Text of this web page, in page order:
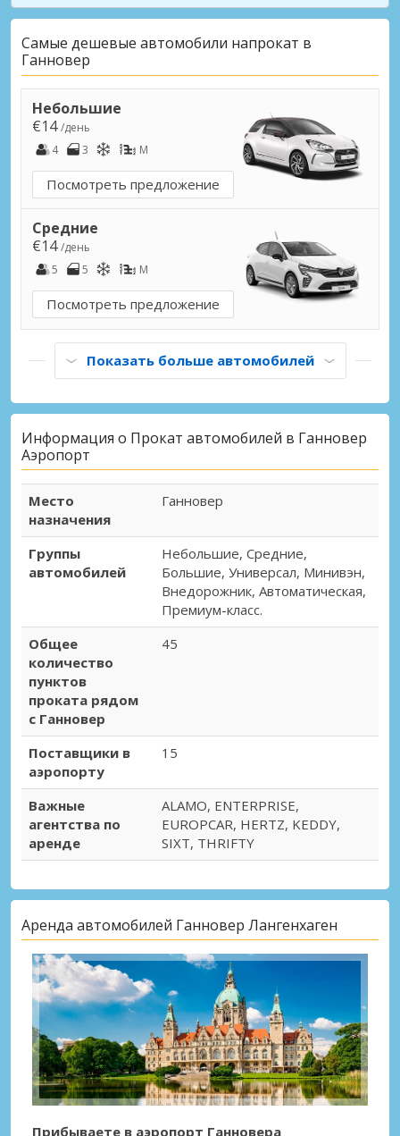
Самые дешевые автомобили напрокат в
Ганновер
Небольшие
€14/день
4
3 M
Посмотреть предложение
Средние
€14/день
5
5 M
Посмотреть предложение
Показать больше автомобилей
Информация о Прокат автомобилей в Ганновер
Аэропорт
Место
назначения
Ганновер
Группы
автомобилей
Небольшие, Средние,
Большие, Универсал, Минивэн,
Внедорожник, Автоматическая,
Премиум-класс.
Общее
количество
пунктов
проката рядом
с Ганновер
45
Поставщики в
аэропорту
15
Важные
агентства по
аренде
ALAMO, ENTERPRISE,
EUROPCAR, HERTZ, KEDDY,
SIXT, THRIFTY
Аренда автомобилей Ганновер Лангенхаген
Прибываете в аэропорт Ганновера